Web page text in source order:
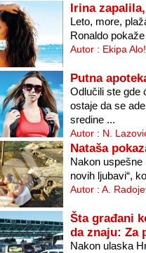
Irina
Leto, more,
Ronaldo
Autor : Ekipa
Putna
Odlučili ste gde
ostaje da se
sredine ...
Autor : N.
Nataša
Nakon uspešne
novih ljubavi“,
Autor : A.
Šta građani
da znaju: Za
Nakon ulaska